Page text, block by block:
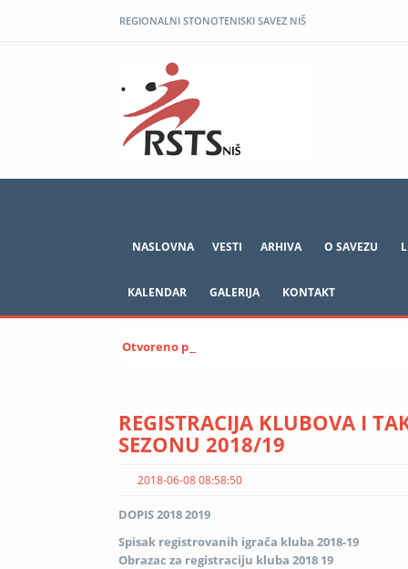
REGIONALNI STONOTENISKI SAVEZ NIŠ
NASLOVNA VESTI ARHIVA O SAVEZU
KALENDAR GALERIJA KONTAKT
Otvoreno prvenstvo Vranja 2023
REGISTRACIJA KLUBOVA I
SEZONU 2018/19
2018-06-08 08:58:50
DOPIS 2018 2019
Spisak registrovanih igrača kluba 2018-19
Obrazac za registraciju kluba 2018 19